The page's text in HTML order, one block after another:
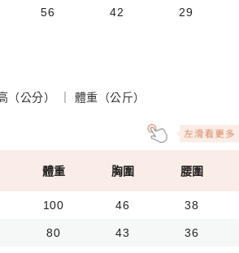
56 42 29
（公分） ｜ 體重（公斤）
體重 胸圍 腰圍
100 46 38
80 43 36